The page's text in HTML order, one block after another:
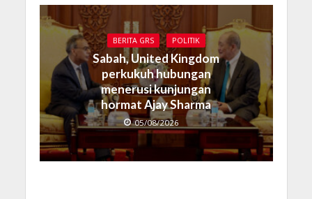
BERITA GRS POLITIK
Sabah, United Kingdom
perkukuh hubungan
menerusi kunjungan
hormat Ajay Sharma
05/08/2026